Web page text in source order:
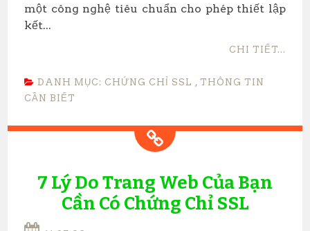
một công nghệ tiêu chuẩn cho phép thiết lập
kết...
CHI TIẾT...
DANH MỤC: CHỨNG CHỈ SSL , THÔNG TIN
CẦN BIẾT
7 Lý Do Trang Web Của Bạn
Cần Có Chứng Chỉ SSL